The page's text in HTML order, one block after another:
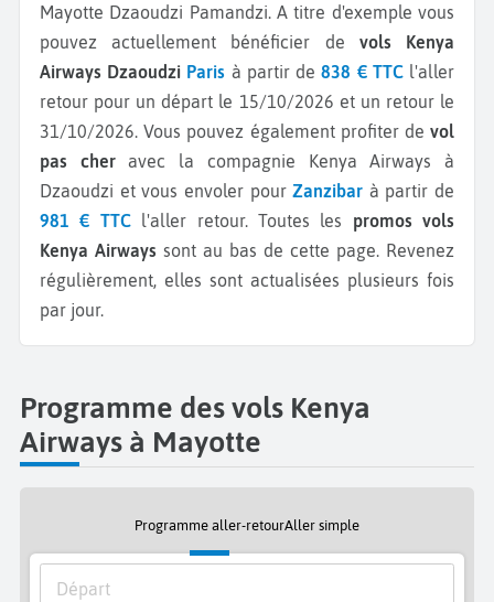
Mayotte Dzaoudzi Pamandzi. A titre d'exemple vous
pouvez actuellement bénéficier de vols Kenya
Airways Dzaoudzi Paris à partir de838 € TTC l'aller
retour pour un départ le 15/10/2026 et un retour le
31/10/2026.Vous pouvez également profiter devol
pas cheravec la compagnie Kenya Airways à
Dzaoudzi et vous envoler pourZanzibar à partir de
981 € TTCl'aller retour. Toutes les promos vols
Kenya Airways sont au bas de cette page. Revenez
régulièrement, elles sont actualisées plusieurs fois
par jour.
Programme des vols Kenya
Airways à Mayotte
Programme aller-retourAller simple
Départ